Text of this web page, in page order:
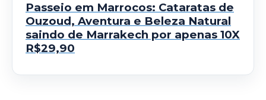
Passeio em Marrocos: Cataratas de
Ouzoud, Aventura e Beleza Natural
saindo de Marrakech por apenas 10X
R$29,90